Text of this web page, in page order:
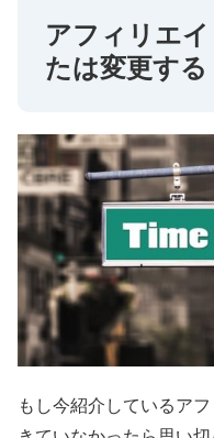
アフィリエ
たは変更する
もし今紹介しているア